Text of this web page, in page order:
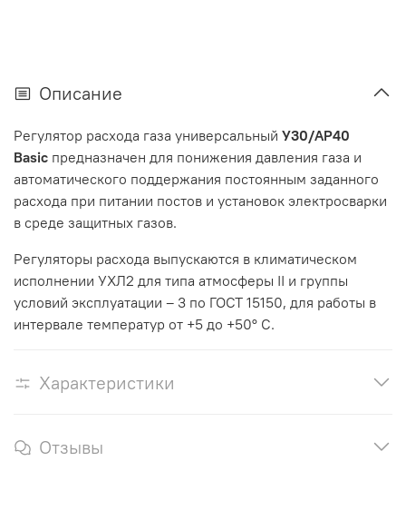
Описание
Регулятор расхода газа универсальный У30/АР40
Basic предназначен для понижения давления газа и
автоматического поддержания постоянным заданного
расхода при питании постов и установок электросварки
в среде защитных газов.
Регуляторы расхода выпускаются в климатическом
исполнении УХЛ2 для типа атмосферы II и группы
условий эксплуатации – 3 по ГОСТ 15150, для работы в
интервале температур от +5 до +50° С.
Характеристики
Отзывы